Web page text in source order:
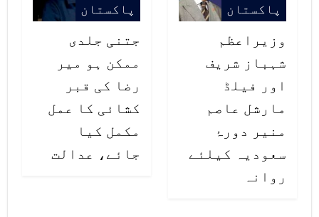
جیک برگمین نے مزید کہا کہ پاک
امریکا اسٹرٹیجک تعلقات کو مزید
مضبوط بنانے کے لیے جلد پاکستان کا
دورہ کروں گا۔
پاکستان
وزیراعظم
شہباز شریف
اور فیلڈ
مارشل عاصم
منیر دورۂ
سعودیہ کیلئے
روانہ
پاکستان
جتنی جلدی
ممکن ہو میر
رضا کی قبر
کشائی کا عمل
مکمل کیا
جائے، عدالت